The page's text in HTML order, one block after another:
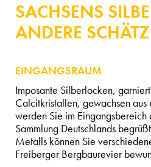
SACHSENS
ANDERE
EINGANGSRAUM
Imposante Silberlocken,
Calcitkristallen, gewachsen aus
werden Sie im
Sammlung Deutschlands
Metalls können Sie
Freiberger Bergbaurevier